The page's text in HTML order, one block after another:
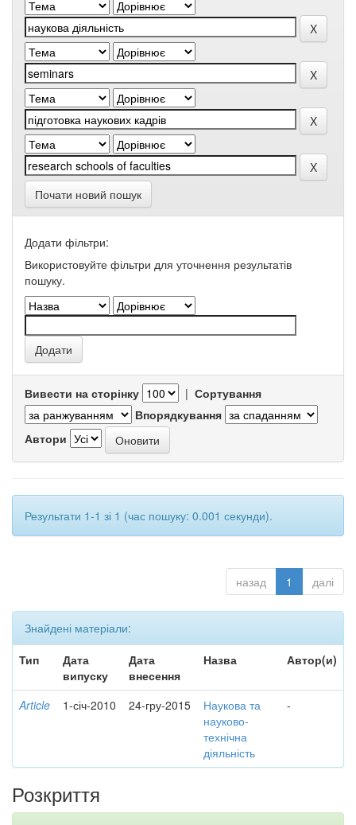
Почати новий пошук
Додати фільтри:
Використовуйте фільтри для уточнення результатів
пошуку.
Вивести на сторінку | Сортування
Впорядкування
Автори
Результати 1-1 зі 1 (час пошуку: 0.001 секунди).
назад 1 далі
Знайдені матеріали:
Тип
Дата
випуску
Дата
внесення
Назва Автор(и)
Article 1-січ-2010 24-гру-2015
Наукова та
науково-
технічна
діяльність
-
Розкриття